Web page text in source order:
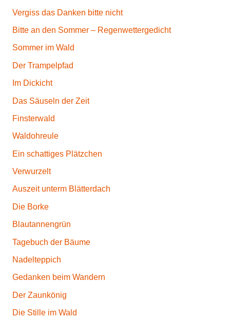
i
d
e
r
S
o
n
s
,
M
s
i
k
o
n
B
z
Vergiss das Danken bitte nicht
Bitte an den Sommer – Regenwettergedicht
Sommer im Wald
Der Trampelpfad
Im Dickicht
Das Säuseln der Zeit
Finsterwald
Waldohreule
Ein schattiges Plätzchen
Verwurzelt
Auszeit unterm Blätterdach
Die Borke
Blautannengrün
Tagebuch der Bäume
Nadelteppich
Gedanken beim Wandern
Der Zaunkönig
Die Stille im Wald